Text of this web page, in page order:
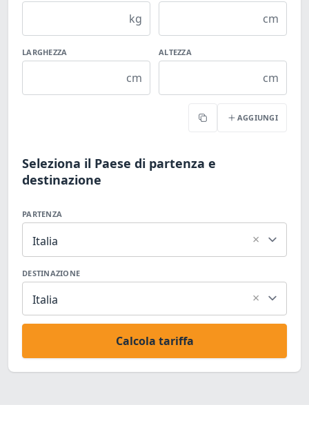
kg cm
LARGHEZZA
cm
ALTEZZA
cm
Copia AGGIUNGI
Seleziona il Paese di partenza e
destinazione
PARTENZA
Italia ×
DESTINAZIONE
Italia ×
Calcola tariffa